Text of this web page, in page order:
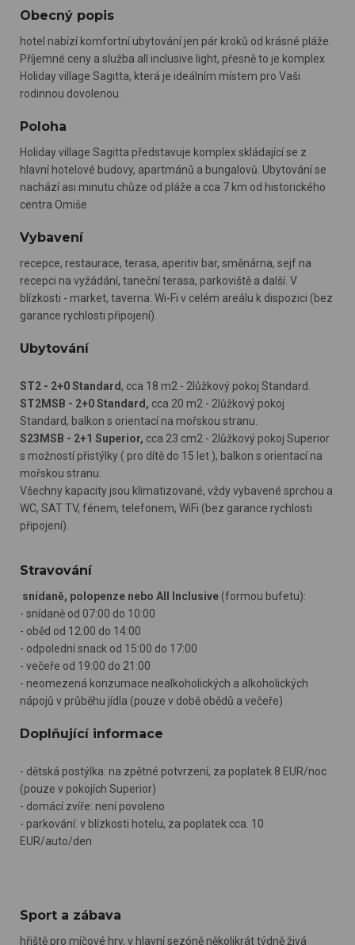
Obecný popis
hotel nabízí komfortní ubytování jen pár kroků od krásné pláže.
Příjemné ceny a služba all inclusive light, přesně to je komplex
Holiday village Sagitta, která je ideálním místem pro Vaši
rodinnou dovolenou.
Poloha
Holiday village Sagitta představuje komplex skládající se z
hlavní hotelové budovy, apartmánů a bungalovů. Ubytování se
nachází asi minutu chůze od pláže a cca 7 km od historického
centra Omiše
Vybavení
recepce, restaurace, terasa, aperitiv bar, směnárna, sejf na
recepci na vyžádání, taneční terasa, parkoviště a další. V
blízkosti - market, taverna. Wi-Fi v celém areálu k dispozici (bez
garance rychlosti připojení).
Ubytování
ST2 - 2+0 Standard , cca 18 m2 - 2lůžkový pokoj Standard.
ST2MSB - 2+0 Standard, cca 20 m2 - 2lůžkový pokoj
Standard, balkon s orientací na mořskou stranu.
S23MSB - 2+1 Superior, cca 23 cm2 - 2lůžkový pokoj Superior
s možností přistýlky ( pro dítě do 15 let ), balkon s orientací na
mořskou stranu.
Všechny kapacity jsou klimatizované, vždy vybavené sprchou a
WC, SAT TV, fénem, telefonem, WiFi (bez garance rychlosti
připojení).
Stravování
snídaně, polopenze nebo All Inclusive (formou bufetu):
- snídaně od 07:00 do 10:00
- oběd od 12:00 do 14:00
- odpolední snack od 15:00 do 17:00
- večeře od 19:00 do 21:00
- neomezená konzumace nealkoholických a alkoholických
nápojů v průběhu jídla (pouze v době obědů a večeře)
Doplňující informace
- dětská postýlka: na zpětné potvrzení, za poplatek 8 EUR/noc
(pouze v pokojích Superior)
- domácí zvíře: není povoleno
- parkování: v blízkosti hotelu, za poplatek cca. 10
EUR/auto/den
Sport a zábava
hřiště pro míčové hry, v hlavní sezóně několikrát týdně živá